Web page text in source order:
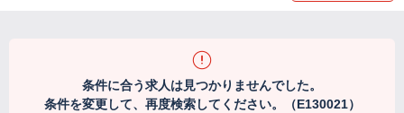
条件に合う求人は見つかりませんでした。
条件を変更して、再度検索してください。（E130021）